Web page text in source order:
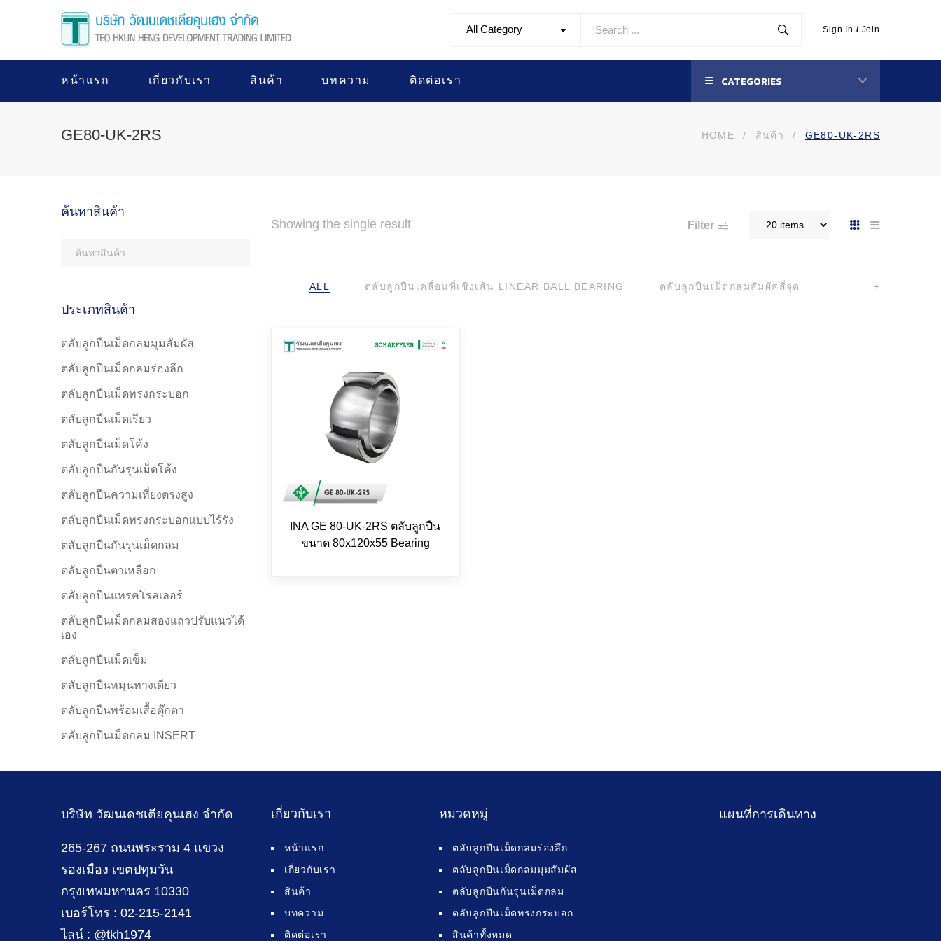
All Category Sign In / Join
หน้าแรก เกี่ยวกับเรา สินค้า บทความ ติดต่อเรา CATEGORIES
GE80-UK-2RS HOME / สินค้า / GE80-UK-2RS
Showing the single result Filter
ALL ตลับลูกปืนเคลื่อนที่เชิงเส้น LINEAR BALL BEARING ตลับลูกปืนเม็ดกลมสัมผัสสี่จุด +
INA GE 80-UK-2RS ตลับลูกปืน
ขนาด 80x120x55 Bearing
ค้นหาสินค้า
ประเภทสินค้า
ตลับลูกปืนเม็ดกลมมุมสัมผัส
ตลับลูกปืนเม็ดกลมร่องลึก
ตลับลูกปืนเม็ดทรงกระบอก
ตลับลูกปืนเม็ดเรียว
ตลับลูกปืนเม็ดโค้ง
ตลับลูกปืนกันรุนเม็ดโค้ง
ตลับลูกปืนความเที่ยงตรงสูง
ตลับลูกปืนเม็ดทรงกระบอกแบบไร้รัง
ตลับลูกปืนกันรุนเม็ดกลม
ตลับลูกปืนตาเหลือก
ตลับลูกปืนแทรคโรลเลอร์
ตลับลูกปืนเม็ดกลมสองแถวปรับแนวได้
เอง
ตลับลูกปืนเม็ดเข็ม
ตลับลูกปืนหมุนทางเดียว
ตลับลูกปืนพร้อมเสื้อตุ๊กตา
ตลับลูกปืนเม็ดกลม INSERT
บริษัท วัฒนเดชเตียคุนเฮง จำกัด
265-267 ถนนพระราม 4 แขวง
รองเมือง เขตปทุมวัน
กรุงเทพมหานคร 10330
เบอร์โทร : 02-215-2141
ไลน์ : @tkh1974
เกี่ยวกับเรา
หน้าแรก
เกี่ยวกับเรา
สินค้า
บทความ
ติดต่อเรา
หมวดหมู่
ตลับลูกปืนเม็ดกลมร่องลึก
ตลับลูกปืนเม็ดกลมมุมสัมผัส
ตลับลูกปืนกันรุนเม็ดกลม
ตลับลูกปืนเม็ดทรงกระบอก
สินค้าทั้งหมด
แผนที่การเดินทาง